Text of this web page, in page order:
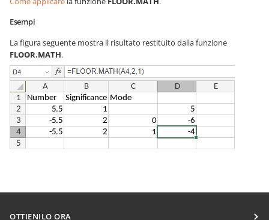
Esempi
La figura seguente mostra il risultato restituito dalla funzione
FLOOR.MATH.
OTTIENILO ORA